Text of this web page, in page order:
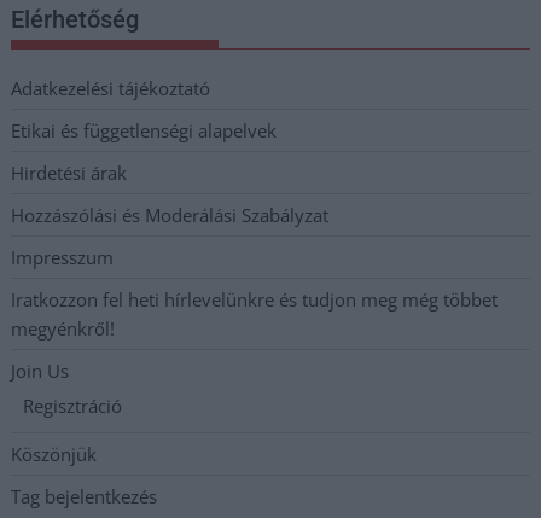
Elérhetőség
Adatkezelési tájékoztató
Etikai és függetlenségi alapelvek
Hirdetési árak
Hozzászólási és Moderálási Szabályzat
Impresszum
Iratkozzon fel heti hírlevelünkre és tudjon meg még többet
megyénkről!
Join Us
Regisztráció
Köszönjük
Tag bejelentkezés